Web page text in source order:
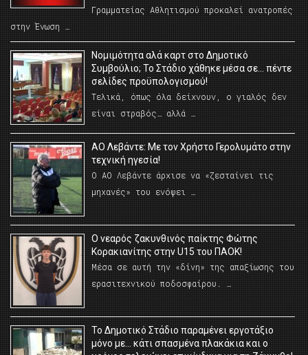
Γραμματείας Αθλητισμού προκαλεί ανατροπές
στην Ένωση …
Νομιμότητα αλά καρτ στο Δημοτικό
Συμβούλιο; Το Στάδιο χάθηκε μέσα σε… πέντε
σελίδες προϋπολογισμού!
Τελικά, όπως όλα δείχνουν, ο γιαλός δεν
είναι στραβός… αλλά …
ΑΟ Λεβάντε: Με τον Χρήστο Γερολυμάτο στην
τεχνική ηγεσία!
Ο ΑΟ Λεβάντε άρχισε να «ζεσταίνει τις
μηχανές» του ενόψει …
O νεαρός ζακυνθινός παίκτης Φώτης
Κορακιανίτης στην U15 του ΠΑΟΚ!
Μέσα σε αυτή την «δίνη» της απαξίωσης του
ερασιτεχνικού ποδοσφαίρου. …
Το Δημοτικό Στάδιο παραμένει εργοτάξιο
μόνο με… κάτι σπασμένα πλακάκια και ο